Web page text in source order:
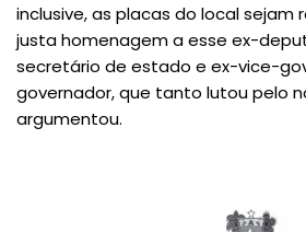
inclusive, as placas do local sejam
justa homenagem a esse ex-
secretário de estado e ex-vice-
governador, que tanto lutou pelo
argumentou.